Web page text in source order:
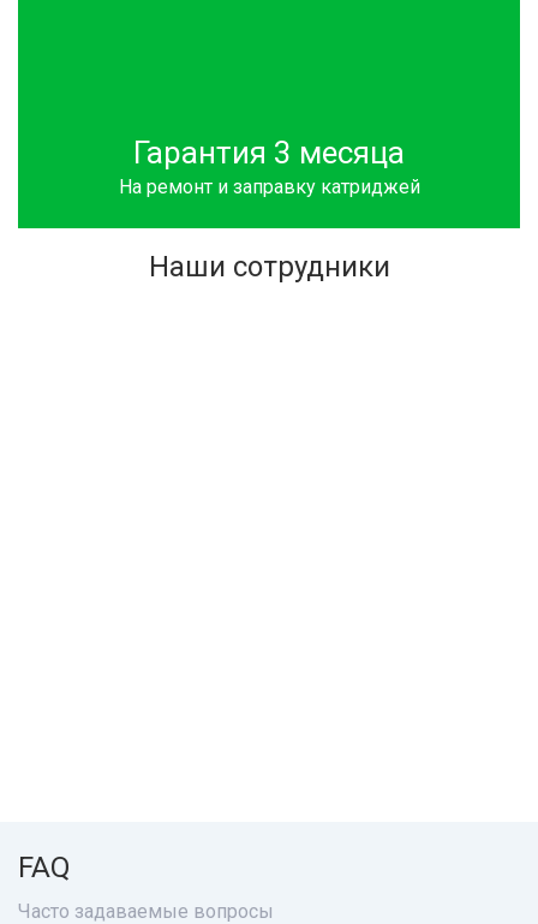
Гарантия 3 месяца
На ремонт и заправку катриджей
Наши сотрудники
FAQ
Часто задаваемые вопросы